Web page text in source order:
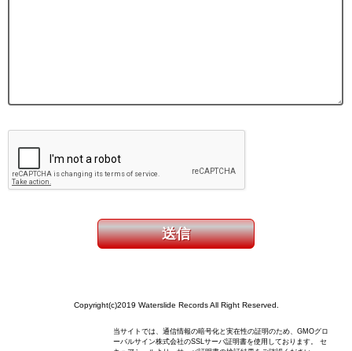
Copyright(c)2019 Waterslide Records All Right Reserved.
当サイトでは、通信情報の暗号化と実在性の証明のため、GMOグロ
ーバルサイン株式会社のSSLサーバ証明書を使用しております。 セ